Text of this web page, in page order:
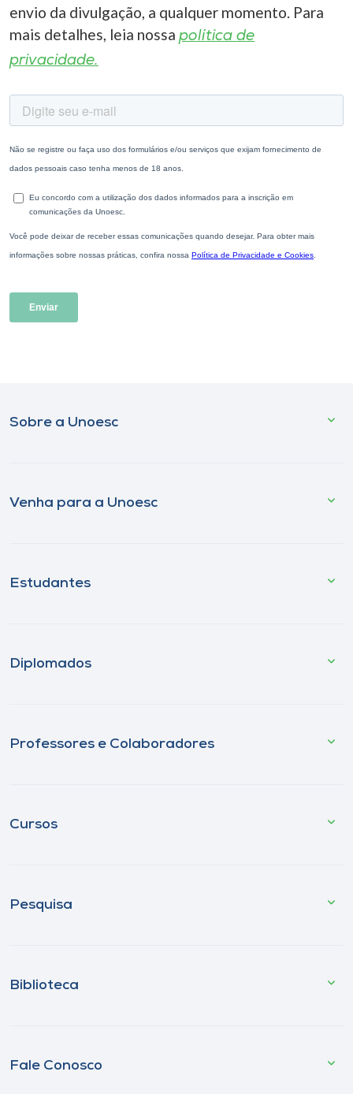
envio da divulgação, a qualquer momento. Para
mais detalhes, leia nossa política de
privacidade.
Sobre a Unoesc
Venha para a Unoesc
Estudantes
Diplomados
Professores e Colaboradores
Cursos
Pesquisa
Biblioteca
Fale Conosco